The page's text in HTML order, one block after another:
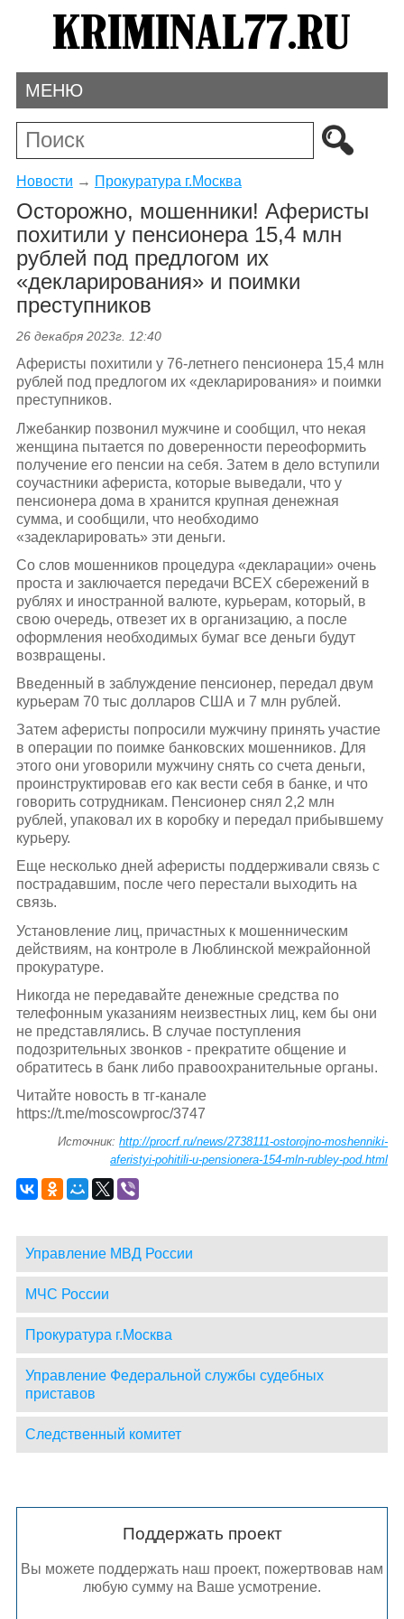
МЕНЮ
Новости → Прокуратура г.Москва
Осторожно, мошенники! Аферисты
похитили у пенсионера 15,4 млн
рублей под предлогом их
«декларирования» и поимки
преступников
26 декабря 2023г. 12:40
Аферисты похитили у 76-летнего пенсионера 15,4 млн
рублей под предлогом их «декларирования» и поимки
преступников.
Лжебанкир позвонил мужчине и сообщил, что некая
женщина пытается по доверенности переоформить
получение его пенсии на себя. Затем в дело вступили
соучастники афериста, которые выведали, что у
пенсионера дома в хранится крупная денежная
сумма, и сообщили, что необходимо
«задекларировать» эти деньги.
Со слов мошенников процедура «декларации» очень
проста и заключается передачи ВСЕХ сбережений в
рублях и иностранной валюте, курьерам, который, в
свою очередь, отвезет их в организацию, а после
оформления необходимых бумаг все деньги будут
возвращены.
Введенный в заблуждение пенсионер, передал двум
курьерам 70 тыс долларов США и 7 млн рублей.
Затем аферисты попросили мужчину принять участие
в операции по поимке банковских мошенников. Для
этого они уговорили мужчину снять со счета деньги,
проинструктировав его как вести себя в банке, и что
говорить сотрудникам. Пенсионер снял 2,2 млн
рублей, упаковал их в коробку и передал прибывшему
курьеру.
Еще несколько дней аферисты поддерживали связь с
пострадавшим, после чего перестали выходить на
связь.
Установление лиц, причастных к мошенническим
действиям, на контроле в Люблинской межрайонной
прокуратуре.
Никогда не передавайте денежные средства по
телефонным указаниям неизвестных лиц, кем бы они
не представлялись. В случае поступления
подозрительных звонков - прекратите общение и
обратитесь в банк либо правоохранительные органы.
Читайте новость в тг-канале
https://t.me/moscowproc/3747
Источник:http://procrf.ru/news/2738111-ostorojno-moshenniki-
aferistyi-pohitili-u-pensionera-154-mln-rubley-pod.html
Управление МВД России
МЧС России
Прокуратура г.Москва
Управление Федеральной службы судебных
приставов
Следственный комитет
Поддержать проект
Вы можете поддержать наш проект, пожертвовав нам
любую сумму на Ваше усмотрение.